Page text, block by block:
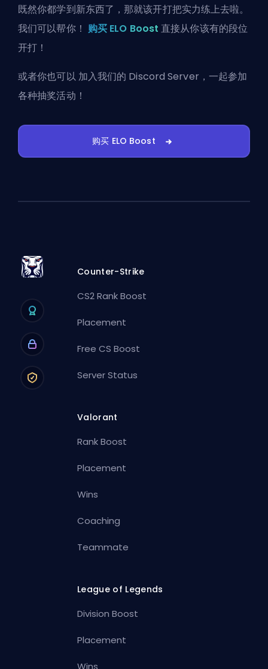
既然你都学到新东西了，那就该开打把实力练上去啦。
我们可以帮你！ 购买 ELO Boost 直接从你该有的段位
开打！
或者你也可以 加入我们的 Discord Server ，一起参加
各种抽奖活动！
购买 ELO Boost
Counter-Strike
CS2 Rank Boost
Placement
Free CS Boost
Server Status
Valorant
Rank Boost
Placement
Wins
Coaching
Teammate
League of Legends
Division Boost
Placement
Wins